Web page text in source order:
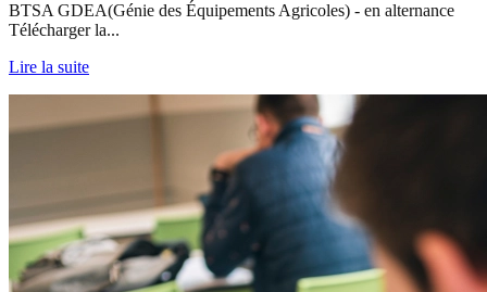
BTSA GDEA(Génie des Équipements Agricoles) - en alternance
Télécharger la...
Lire la suite